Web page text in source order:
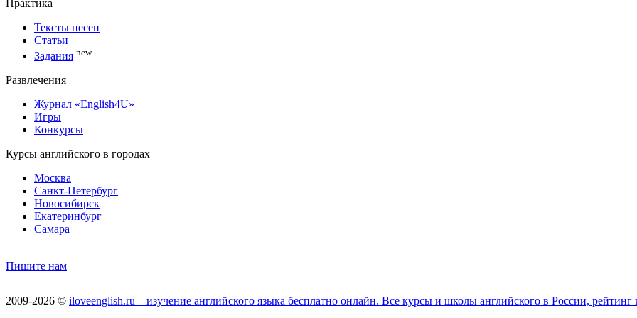
Практика
Тексты песен
Статьи
Задания new
Развлечения
Журнал «English4U»
Игры
Конкурсы
Курсы английского в городах
Москва
Санкт-Петербург
Новосибирск
Екатеринбург
Самара
Пишите нам
2009-2026 © iloveenglish.ru – изучение английского языка бесплатно онлайн. Все курсы и школы английского в России, рейтинг